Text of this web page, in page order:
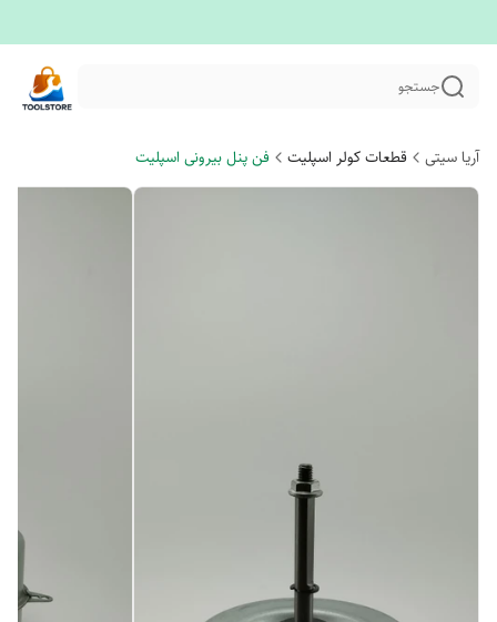
جستجو
آریا سیتی قطعات کولر اسپلیت فن پنل بیرونی اسپلیت